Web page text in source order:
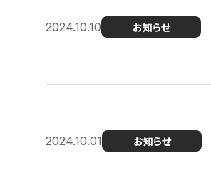
2024.10.10 お知らせ
2024.10.01 お知らせ